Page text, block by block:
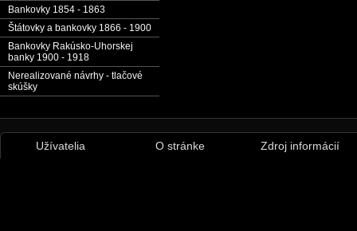
Bankovky 1854 - 1863
Štátovky a bankovky 1866 - 1900
Bankovky Rakúsko-Uhorskej
banky 1900 - 1918
Nerealizované návrhy - tlačové
skúšky
Užívatelia O stránke Zdroj informácií